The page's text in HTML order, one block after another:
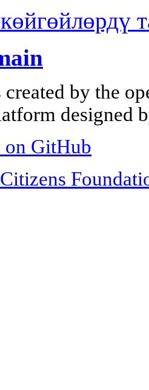
by the
designed
on GitHub